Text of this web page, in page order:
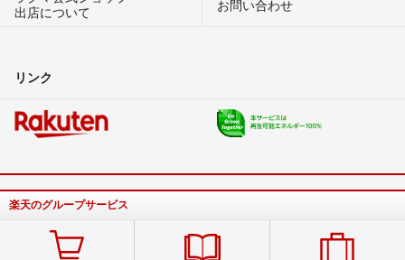
出店について
お問い合わせ
リンク
楽天のグループサービス